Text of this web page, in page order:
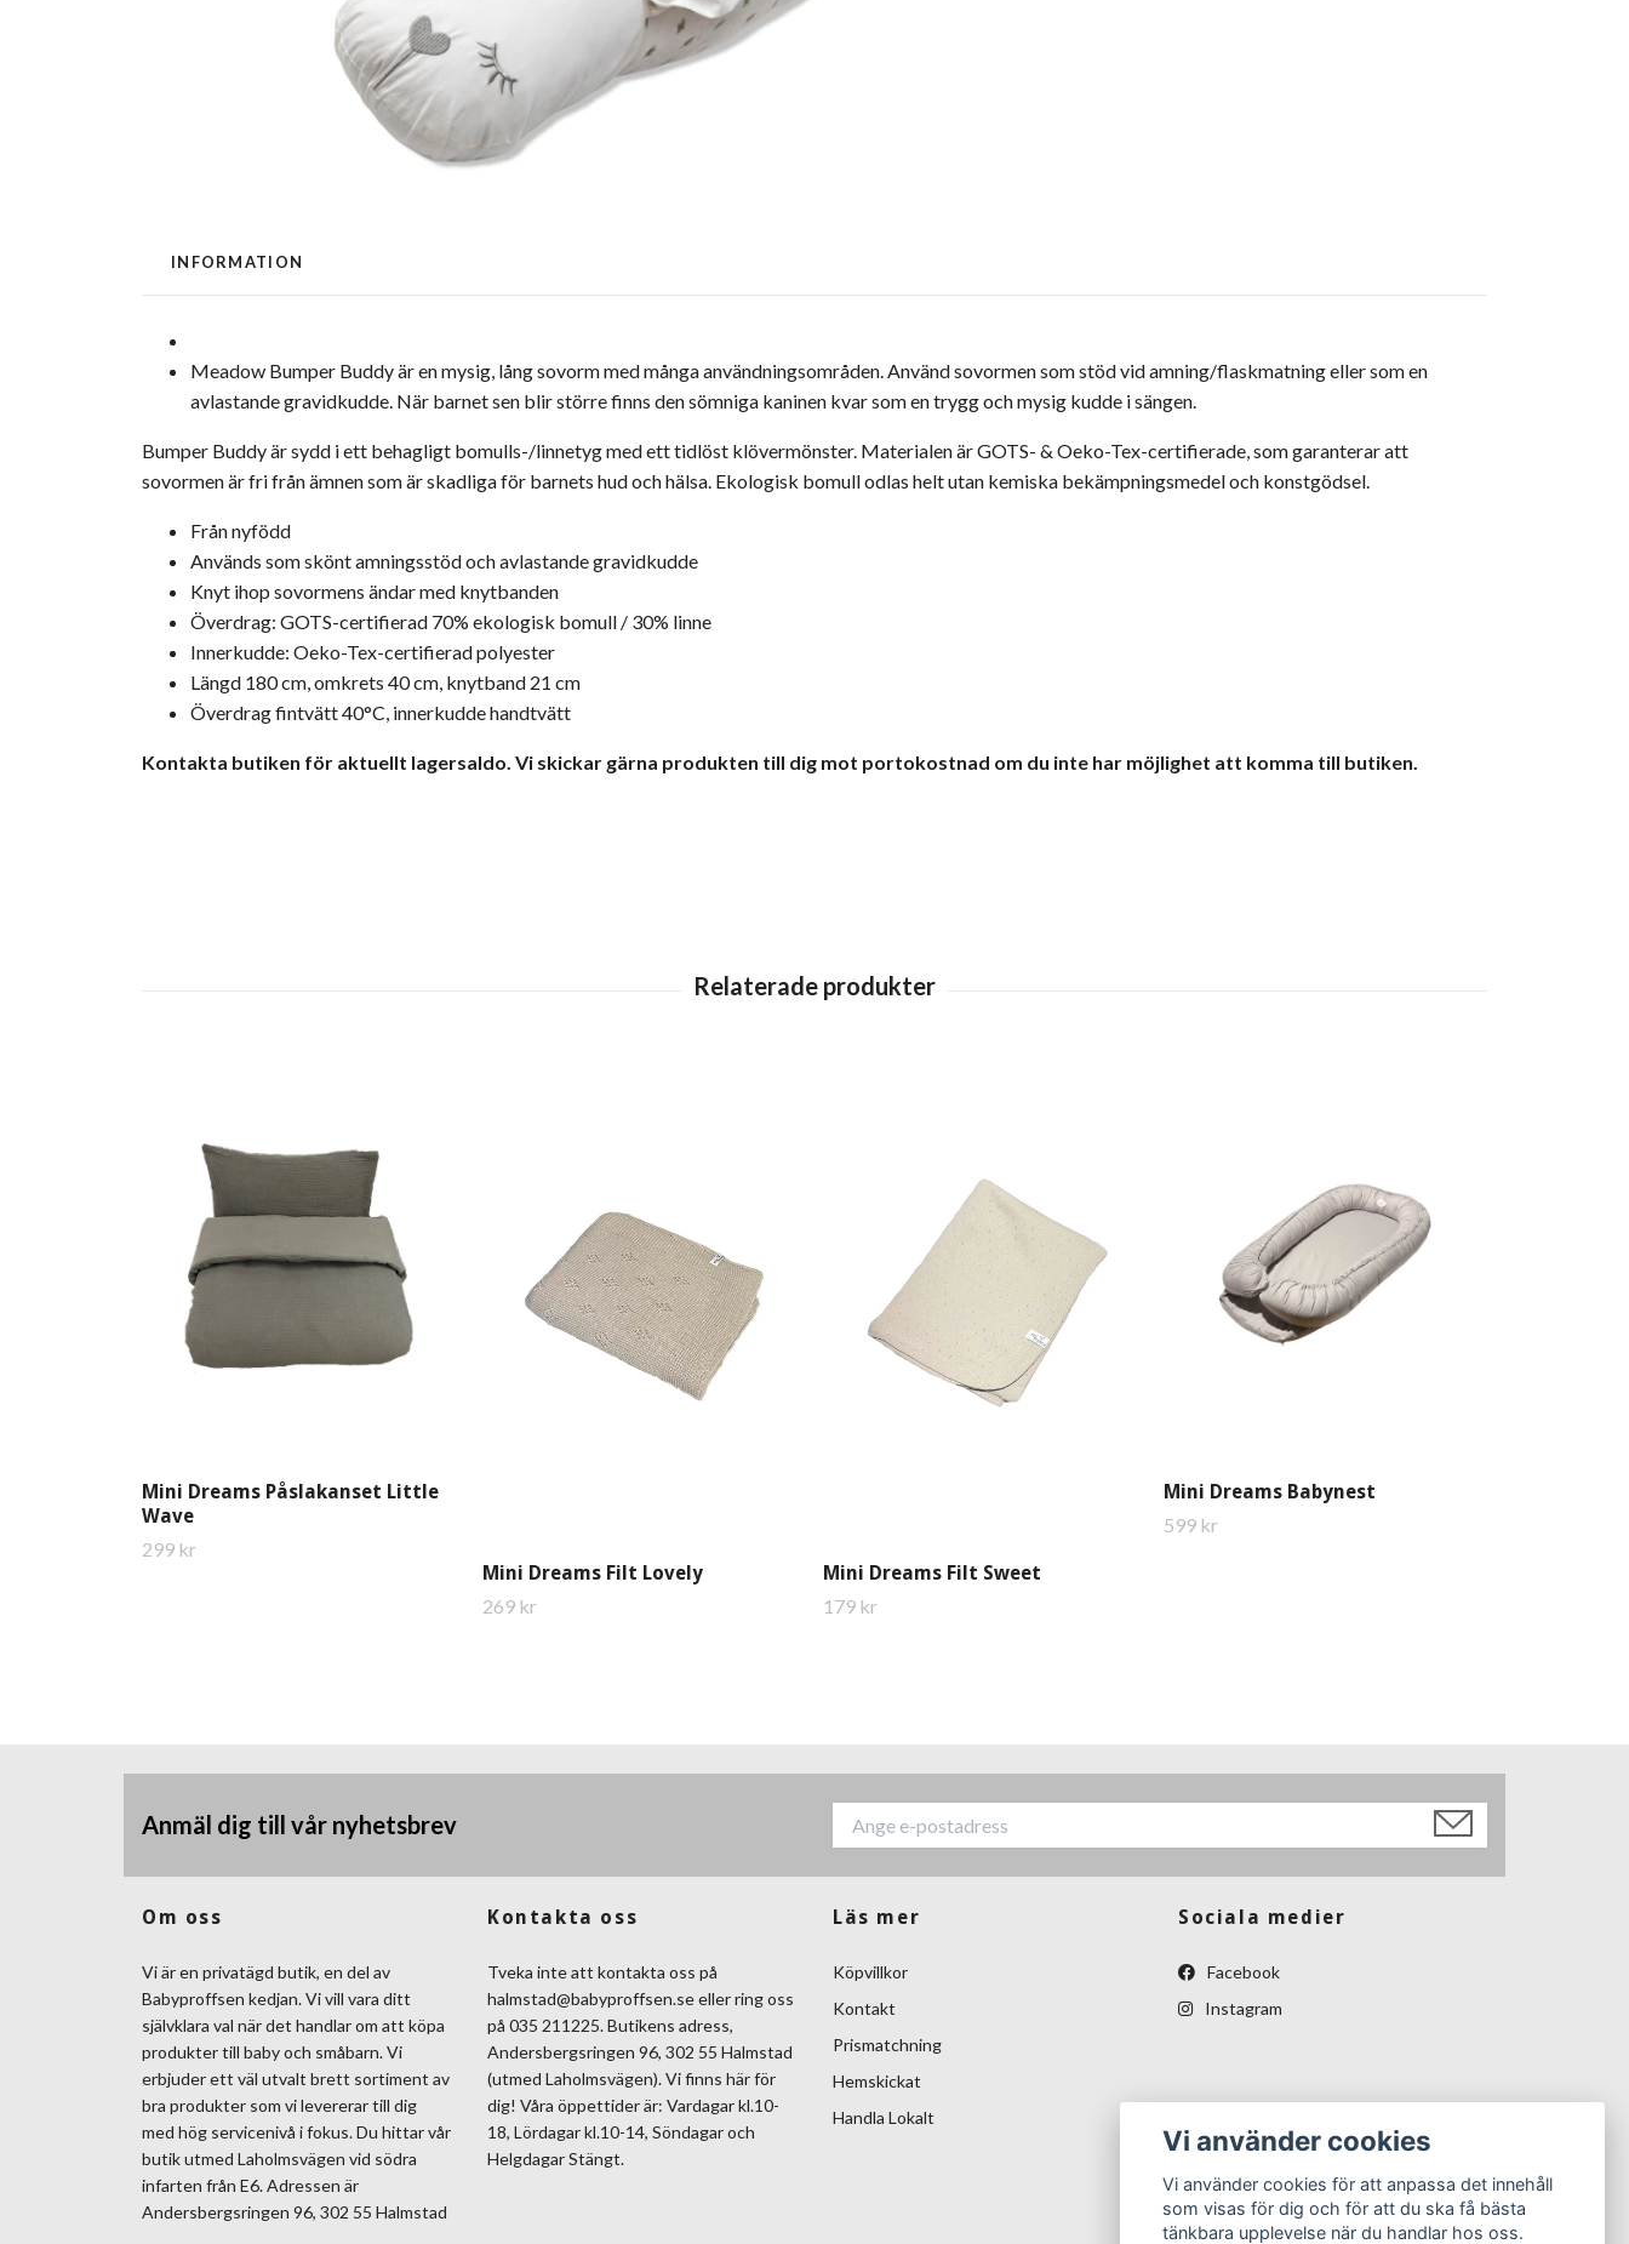
INFORMATION
Meadow Bumper Buddy är en mysig, lång sovorm med många användningsområden. Använd sovormen som stöd vid amning/flaskmatning eller som en
avlastande gravidkudde. När barnet sen blir större finns den sömniga kaninen kvar som en trygg och mysig kudde i sängen.
Bumper Buddy är sydd i ett behagligt bomulls-/linnetyg med ett tidlöst klövermönster. Materialen är GOTS- & Oeko-Tex-certifierade, som garanterar att
sovormen är fri från ämnen som är skadliga för barnets hud och hälsa. Ekologisk bomull odlas helt utan kemiska bekämpningsmedel och konstgödsel.
Från nyfödd
Används som skönt amningsstöd och avlastande gravidkudde
Knyt ihop sovormens ändar med knytbanden
Överdrag: GOTS-certifierad 70% ekologisk bomull / 30% linne
Innerkudde: Oeko-Tex-certifierad polyester
Längd 180 cm, omkrets 40 cm, knytband 21 cm
Överdrag fintvätt 40°C, innerkudde handtvätt
Kontakta butiken för aktuellt lagersaldo. Vi skickar gärna produkten till dig mot portokostnad om du inte har möjlighet att komma till butiken.
Mini Dreams Påslakanset Little
Wave
299 kr
Mini Dreams Filt Lovely
269 kr
Mini Dreams Filt Sweet
179 kr
Mini Dreams Babynest
599 kr
Anmäl dig till vår nyhetsbrev
Om oss
Vi är en privatägd butik, en del av
Babyproffsen kedjan. Vi vill vara ditt
självklara val när det handlar om att köpa
produkter till baby och småbarn. Vi
erbjuder ett väl utvalt brett sortiment av
bra produkter som vi levererar till dig
med hög servicenivå i fokus. Du hittar vår
butik utmed Laholmsvägen vid södra
infarten från E6. Adressen är
Andersbergsringen 96, 302 55 Halmstad
Kontakta oss
Tveka inte att kontakta oss på
halmstad@babyproffsen.seeller ring oss
på 035 211225. Butikens adress,
Andersbergsringen 96, 302 55 Halmstad
(utmed Laholmsvägen). Vi finns här för
dig! Våra öppettider är: Vardagar kl.10-
18, Lördagar kl.10-14, Söndagar och
Helgdagar Stängt.
Läs mer
Köpvillkor
Kontakt
Prismatchning
Hemskickat
Handla Lokalt
Sociala medier
Facebook
Instagram
Vi använder cookies
Vi använder cookies för att anpassa det innehåll
som visas för dig och för att du ska få bästa
tänkbara upplevelse när du handlar hos oss.